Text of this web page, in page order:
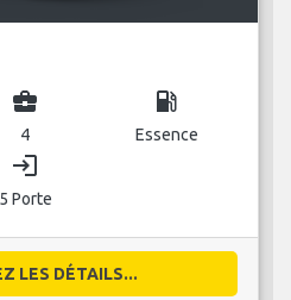
business_center
4
local_gas_station
Essence
login
5 Porte
LES DÉTAILS...